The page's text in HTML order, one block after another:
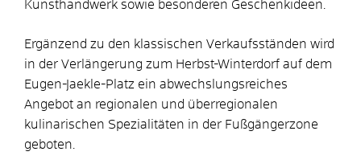
Kunsthandwerk sowie besonderen Geschenkideen.
Ergänzend zu den klassischen Verkaufsständen wird
in der Verlängerung zum Herbst-Winterdorf auf dem
Eugen-Jaekle-Platz ein abwechslungsreiches
Angebot an regionalen und überregionalen
kulinarischen Spezialitäten in der Fußgängerzone
geboten.